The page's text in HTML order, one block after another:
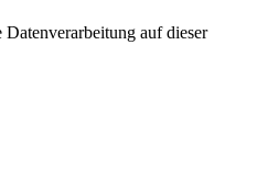
auf dieser